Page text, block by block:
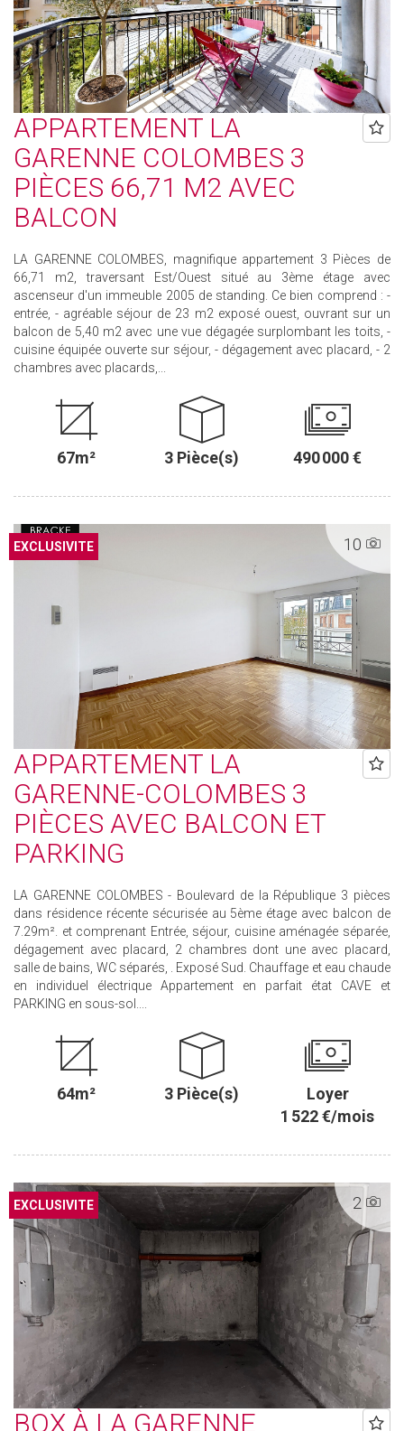
APPARTEMENT LA
GARENNE COLOMBES 3
PIÈCES 66,71 M2 AVEC
BALCON
LA GARENNE COLOMBES, magnifique appartement 3 Pièces de
66,71 m2, traversant Est/Ouest situé au 3ème étage avec
ascenseur d'un immeuble 2005 de standing. Ce bien comprend : -
entrée, - agréable séjour de 23 m2 exposé ouest, ouvrant sur un
balcon de 5,40 m2 avec une vue dégagée surplombant les toits, -
cuisine équipée ouverte sur séjour, - dégagement avec placard, - 2
chambres avec placards,...
67m² 3 Pièce(s) 490 000 €
10
EXCLUSIVITE
APPARTEMENT LA
GARENNE-COLOMBES 3
PIÈCES AVEC BALCON ET
PARKING
LA GARENNE COLOMBES - Boulevard de la République 3 pièces
dans résidence récente sécurisée au 5ème étage avec balcon de
7.29m². et comprenant Entrée, séjour, cuisine aménagée séparée,
dégagement avec placard, 2 chambres dont une avec placard,
salle de bains, WC séparés, . Exposé Sud. Chauffage et eau chaude
en individuel électrique Appartement en parfait état CAVE et
PARKING en sous-sol....
64m² 3 Pièce(s)
Loyer
1 522 €/mois
2
EXCLUSIVITE
BOX À LA GARENNE